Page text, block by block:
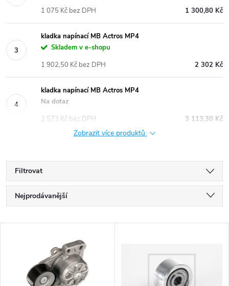
1 300,80 Kč
1 075 Kč bez DPH
kladka napínací MB Actros MP4
Skladem v e-shopu
2 302 Kč
1 902,50 Kč bez DPH
kladka napínací MB Actros MP4
Na dotaz
3 113,30 Kč
2 573 Kč bez DPH
Zobrazit více produktů
Filtrovat
Ř
a
Nejprodávanější
Abecedně